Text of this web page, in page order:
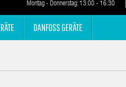
Montag - Donnerstag: 13:00 - 16:30
DANFOSS GERÄTE